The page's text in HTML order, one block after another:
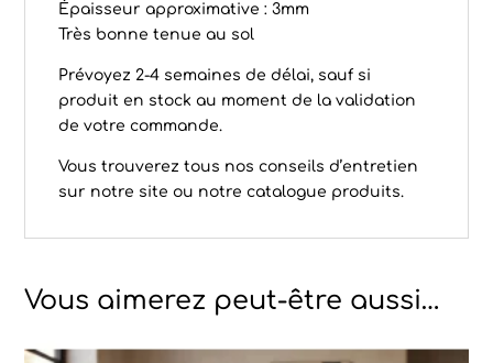
Épaisseur approximative : 3mm
Très bonne tenue au sol
Prévoyez 2-4 semaines de délai, sauf si
produit en stock au moment de la validation
de votre commande.
Vous trouverez tous nos conseils d’entretien
sur notre site ou notre catalogue produits.
Vous aimerez peut-être aussi…